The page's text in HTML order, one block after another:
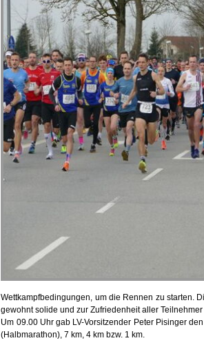
Wettkampfbedingungen, um die Rennen zu starten.
gewohnt solide und zur Zufriedenheit aller Teilnehmer
Um 09.00 Uhr gab LV-Vorsitzender Peter Pisinger
(Halbmarathon), 7 km, 4 km bzw. 1 km.